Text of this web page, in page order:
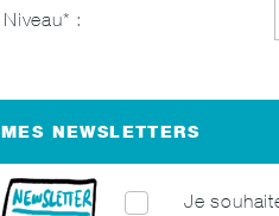
Niveau
MES NEWSLETTERS
Je